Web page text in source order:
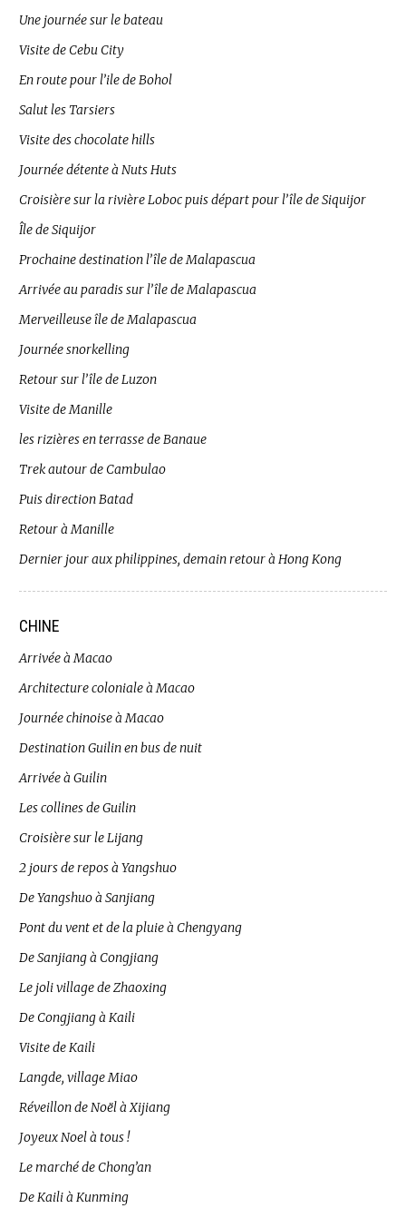
Une journée sur le bateau
Visite de Cebu City
En route pour l’ile de Bohol
Salut les Tarsiers
Visite des chocolate hills
Journée détente à Nuts Huts
Croisière sur la rivière Loboc puis départ pour l’île de Siquijor
Île de Siquijor
Prochaine destination l’île de Malapascua
Arrivée au paradis sur l’île de Malapascua
Merveilleuse île de Malapascua
Journée snorkelling
Retour sur l’île de Luzon
Visite de Manille
les rizières en terrasse de Banaue
Trek autour de Cambulao
Puis direction Batad
Retour à Manille
Dernier jour aux philippines, demain retour à Hong Kong
CHINE
Arrivée à Macao
Architecture coloniale à Macao
Journée chinoise à Macao
Destination Guilin en bus de nuit
Arrivée à Guilin
Les collines de Guilin
Croisière sur le Lijang
2 jours de repos à Yangshuo
De Yangshuo à Sanjiang
Pont du vent et de la pluie à Chengyang
De Sanjiang à Congjiang
Le joli village de Zhaoxing
De Congjiang à Kaili
Visite de Kaili
Langde, village Miao
Réveillon de Noël à Xijiang
Joyeux Noel à tous !
Le marché de Chong’an
De Kaili à Kunming